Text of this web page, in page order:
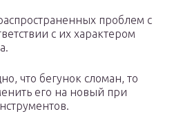
проблем с
с их характером
что бегунок сломан, то
его на новый при